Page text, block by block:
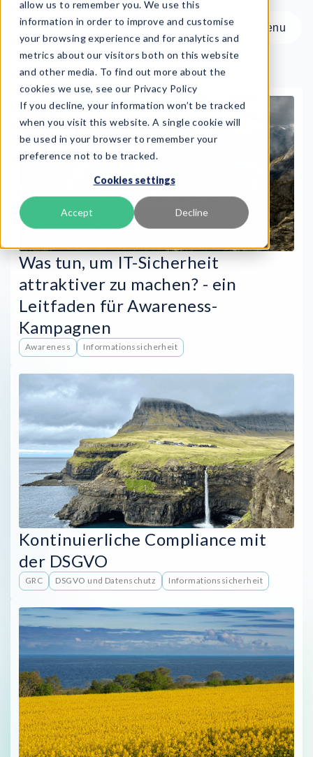
allow us to remember you. We use this
information in order to improve and customise
your browsing experience and for analytics and
metrics about our visitors both on this website
and other media. To find out more about the
cookies we use, see our Privacy Policy
If you decline, your information won’t be tracked
when you visit this website. A single cookie will
be used in your browser to remember your
preference not to be tracked.
Cookies settings
Accept Decline
Menu
Menu
Produkt
Services
Ressourcen
Über uns
Book Demo
Was tun, um IT-Sicherheit
attraktiver zu machen? - ein
Leitfaden für Awareness-
Kampagnen
Awareness Informationssicherheit
Kontinuierliche Compliance mit
der DSGVO
GRC DSGVO und Datenschutz Informationssicherheit